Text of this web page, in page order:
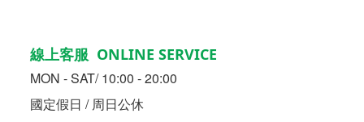
線上客服 ONLINE SERVICE
MON - SAT/ 10:00 - 20:00
國定假日 / 周日公休